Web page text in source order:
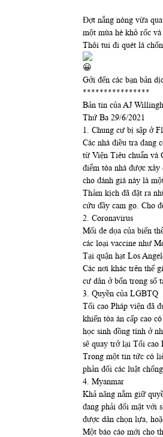
Đợt nắng nóng vừa
một mùa hè khô rốc
Thôi tui đi quét lá
Gởi đến các bạn bản
****************
Bản tin của AJ
Thứ Ba 29/6/2021
1. Chung cư bị sập ở
Các nhà điều tra đang
từ Viện Tiêu chuẩn và
điểm tòa nhà được
cho đánh giá này là
Thảm kịch đã đặt ra
cứu đầy cam go. Cho
2. Coronavirus
Mối đe dọa của biến
các loại vaccine như
Tại quận hạt Los
Các nơi khác trên thế
cư dân ở bốn trong số
3. Quyền của LGBTQ
Tối cao Pháp viện đã
khiến tòa án cấp cao
học sinh đồng tính ở
sẽ quay trở lại Tối cao
Trong một tin tức có
phản đối các luật
4. Myanmar
Khả năng nắm giữ
đang phải đối mặt với
được dân chọn lựa,
Một báo cáo mới cho